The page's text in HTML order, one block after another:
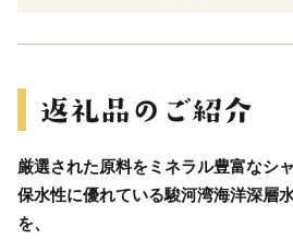
厳選された原料をミネラル豊富なシ
保水性に優れている駿河湾海洋深層
を、